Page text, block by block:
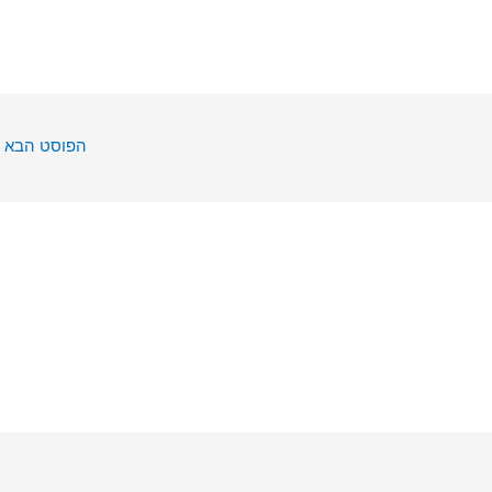
הפוסט הבא